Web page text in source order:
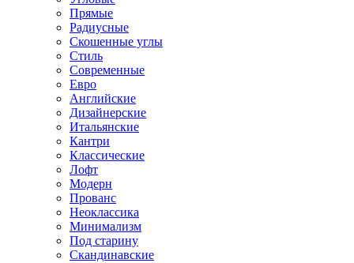
Прямые
Радиусные
Скошенные углы
Стиль
Современные
Евро
Английские
Дизайнерские
Итальянские
Кантри
Классические
Лофт
Модерн
Прованс
Неоклассика
Минимализм
Под старину
Скандинавские